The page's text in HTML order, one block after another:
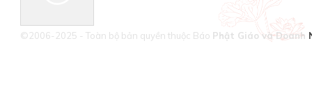
©2006-2025 - Toàn bộ bản quyền thuộc Báo Phật Giáo và Doanh